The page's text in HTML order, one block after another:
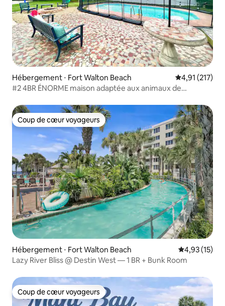
Hébergement ⋅ Fort Walton Beach Évaluation
4,91 (217)
#2 4BR ÉNORME maison adaptée aux animaux de
Coup de cœur voyageurs
Coup de cœur voyageurs
Hébergement ⋅ Fort Walton Beach Évaluation
4,93 (15)
Lazy River Bliss @ Destin West — 1 BR + Bunk Room
Coup de cœur voyageurs
Coup de cœur voyageurs